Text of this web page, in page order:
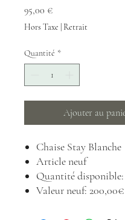
95,00 €Prix
Hors Taxe Retrait
Quantité *
Ajouter au
Chaise Stay Blanche
Article neuf
Quantité disponible:
Valeur neuf: